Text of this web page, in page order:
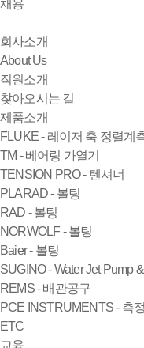
채용
회사소개
About Us
직원소개
찾아오시는 길
제품소개
FLUKE - 레이저 축 정렬계
TM - 베어링 가열기
TENSION PRO - 텐셔너
PLARAD - 볼팅
RAD - 볼팅
NORWOLF - 볼팅
Baier - 볼팅
SUGINO - Water Jet Pump
REMS - 배관공구
PCE INSTRUMENTS - 측
ETC
교육